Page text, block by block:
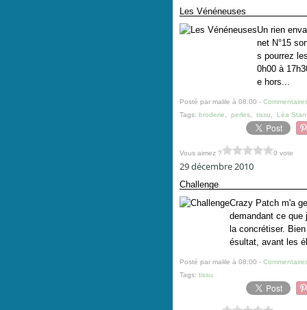
Les Vénéneuses
Un rien
net N°15
s pourrez
0h00 à
e hors...
Posté par malile à 08:00 -
Tags: broderie perles tissu Léa
Vous aimez ? 0 vote
29 décembre 2010
Challenge
Crazy Patch m'a
demandant ce que
la concrétiser.
ésultat, avant les
Posté par malile à 08:00 -
Tags: tissu